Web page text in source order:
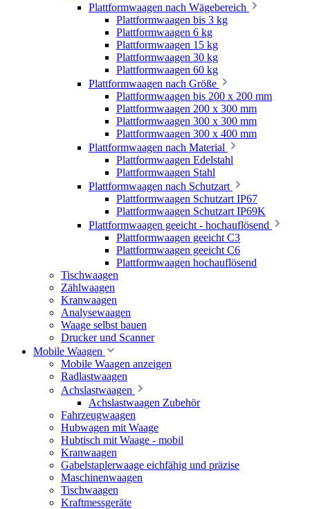
Plattformwaagen nach Wägebereich
Plattformwaagen bis 3 kg
Plattformwaagen 6 kg
Plattformwaagen 15 kg
Plattformwaagen 30 kg
Plattformwaagen 60 kg
Plattformwaagen nach Größe
Plattformwaagen bis 200 x 200 mm
Plattformwaagen 200 x 300 mm
Plattformwaagen 300 x 300 mm
Plattformwaagen 300 x 400 mm
Plattformwaagen nach Material
Plattformwaagen Edelstahl
Plattformwaagen Stahl
Plattformwaagen nach Schutzart
Plattformwaagen Schutzart IP67
Plattformwaagen Schutzart IP69K
Plattformwaagen geeicht - hochauflösend
Plattformwaagen geeicht C3
Plattformwaagen geeicht C6
Plattformwaagen hochauflösend
Tischwaagen
Zählwaagen
Kranwaagen
Analysewaagen
Waage selbst bauen
Drucker und Scanner
Mobile Waagen
Mobile Waagen anzeigen
Radlastwaagen
Achslastwaagen
Achslastwaagen Zubehör
Fahrzeugwaagen
Hubwagen mit Waage
Hubtisch mit Waage - mobil
Kranwaagen
Gabelstaplerwaage eichfähig und präzise
Maschinenwaagen
Tischwaagen
Kraftmessgeräte